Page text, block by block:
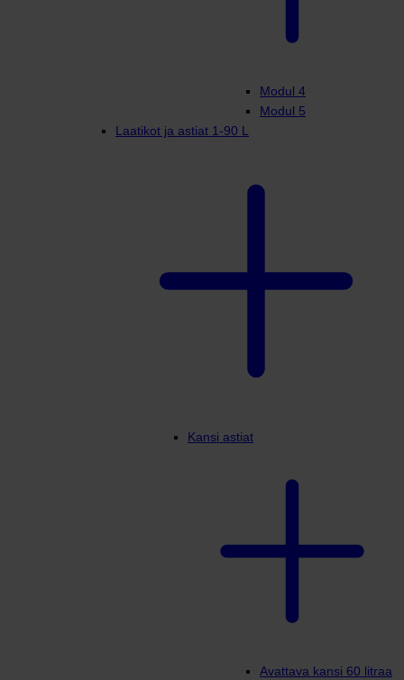
Modul 4
Modul 5
Laatikot ja astiat 1-90 L
Kansi astiat
Avattava kansi 60 litraa